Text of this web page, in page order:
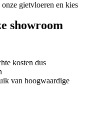
gietvloeren en kies
showroom
kosten dus
van hoogwaardige